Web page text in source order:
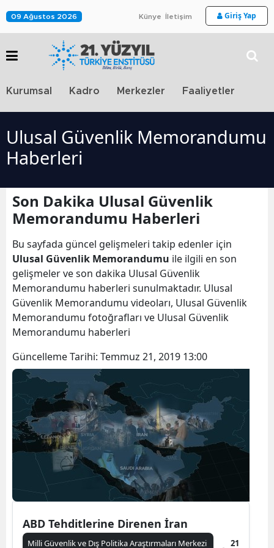
09 Ağustos 2026 Künye İletişim Giriş Yap
Kurumsal Kadro Merkezler Faaliyetler
Ulusal Güvenlik Memorandumu
Haberleri
Son Dakika Ulusal Güvenlik
Memorandumu Haberleri
Bu sayfada güncel gelişmeleri takip edenler için
Ulusal Güvenlik Memorandumu ile ilgili en son
gelişmeler ve son dakika Ulusal Güvenlik
Memorandumu haberleri sunulmaktadır. Ulusal
Güvenlik Memorandumu videoları, Ulusal Güvenlik
Memorandumu fotoğrafları ve Ulusal Güvenlik
Memorandumu haberleri
Güncelleme Tarihi: Temmuz 21, 2019 13:00
ABD Tehditlerine Direnen İran
Milli Güvenlik ve Dış Politika Araştırmaları Merkezi 21